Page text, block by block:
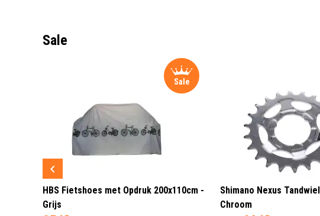
Sale
Sale
HBS Fietshoes met Opdruk 200x110cm -
Grijs
Shimano Nexus
Chroom